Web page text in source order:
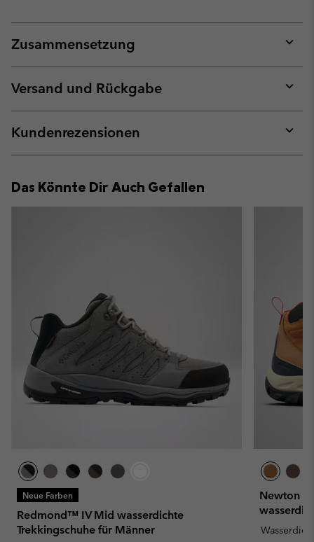
Zusammensetzung
or
Versand und Rückgabe
or
Kundenrezensionen
or
Das Könnte Dir Auch Gefallen
Neue Farben
Redmond™ IV Mid wasserdichte
Trekkingschuhe für Männer
Newton
Wasserdicht